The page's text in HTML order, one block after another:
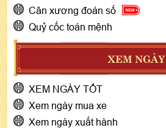
Cân xương đoán số
Quỷ cốc toán mệnh
XEM NGÀY
XEM NGÀY TỐT
Xem ngày mua xe
Xem ngày xuất hành